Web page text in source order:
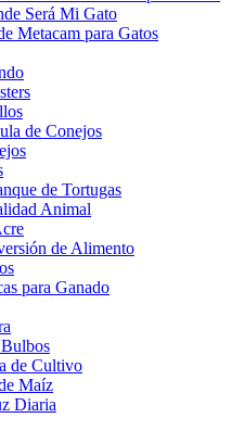
Será Mi Gato
Metacam para Gatos
de Conejos
de Tortugas
Animal
de Alimento
para Ganado
de Cultivo
Maíz
Diaria